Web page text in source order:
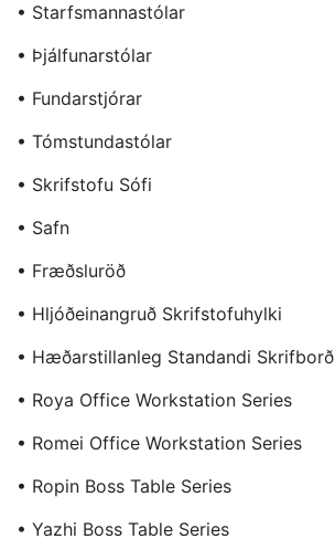
• Starfsmannastólar
• Þjálfunarstólar
• Fundarstjórar
• Tómstundastólar
• Skrifstofu Sófi
• Safn
• Fræðsluröð
• Hljóðeinangruð Skrifstofuhylki
• Hæðarstillanleg Standandi Skrifborð
• Roya Office Workstation Series
• Romei Office Workstation Series
• Ropin Boss Table Series
• Yazhi Boss Table Series